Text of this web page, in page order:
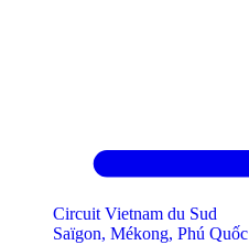
Circuit Vietnam du Sud
Saïgon, Mékong, Phú Quốc